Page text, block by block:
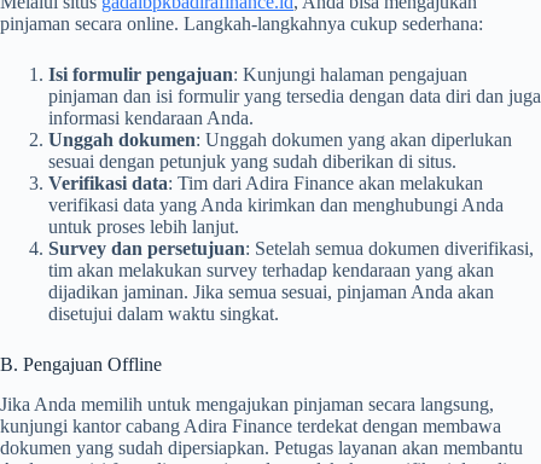
pinjaman secara online. Langkah-langkahnya cukup sederhana:
Isi formulir pengajuan: Kunjungi halaman pengajuan
pinjaman dan isi formulir yang tersedia dengan data diri dan juga
informasi kendaraan Anda.
Unggah dokumen: Unggah dokumen yang akan diperlukan
sesuai dengan petunjuk yang sudah diberikan di situs.
Verifikasi data: Tim dari Adira Finance akan melakukan
verifikasi data yang Anda kirimkan dan menghubungi Anda
untuk proses lebih lanjut.
Survey dan persetujuan: Setelah semua dokumen diverifikasi,
tim akan melakukan survey terhadap kendaraan yang akan
dijadikan jaminan. Jika semua sesuai, pinjaman Anda akan
disetujui dalam waktu singkat.
B. Pengajuan Offline
Jika Anda memilih untuk mengajukan pinjaman secara langsung,
kunjungi kantor cabang Adira Finance terdekat dengan membawa
dokumen yang sudah dipersiapkan. Petugas layanan akan membantu